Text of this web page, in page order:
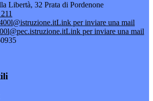
Libertà, 32 Prata di Pordenone
Link per inviare una mail
Link per inviare una mail